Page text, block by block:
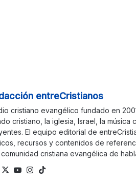
entreCristianos
cristiano evangélico fundado en
cristiano, la iglesia, Israel, la
El equipo editorial de
recursos y contenidos de
cristiana evangélica de
Facebook
X YouTubeInstagram